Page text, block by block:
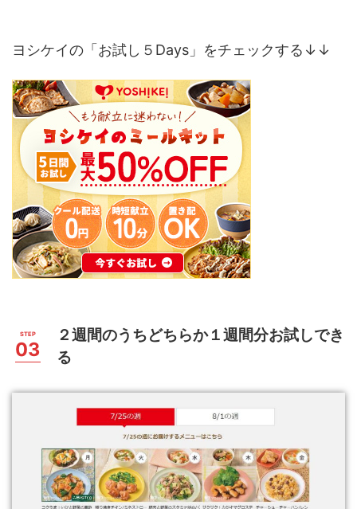
ヨシケイの「お試し５Days」をチェックする↓↓
２週間のうちどちらか１週間分お試しでき
る